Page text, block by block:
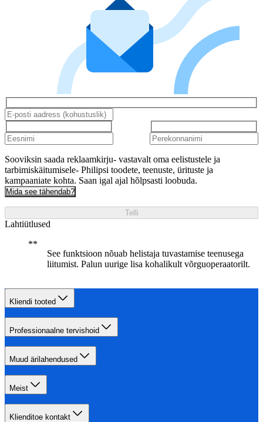
Sooviksin saada reklaamkirju- vastavalt oma eelistustele ja
tarbimiskäitumisele- Philipsi toodete, teenuste, ürituste ja
kampaaniate kohta. Saan igal ajal hõlpsasti loobuda.
Mida see tähendab?
Telli
Lahtiütlused
See funktsioon nõuab helistaja tuvastamise teenusega
liitumist. Palun uurige lisa kohalikult võrguoperaatorilt.
Kliendi tooted
Professionaalne tervishoid
Muud ärilahendused
Meist
Klienditoe kontakt